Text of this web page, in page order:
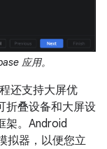
应用。
还支持大屏优
折叠设备和大屏设
架。Android
拟器，以便您立